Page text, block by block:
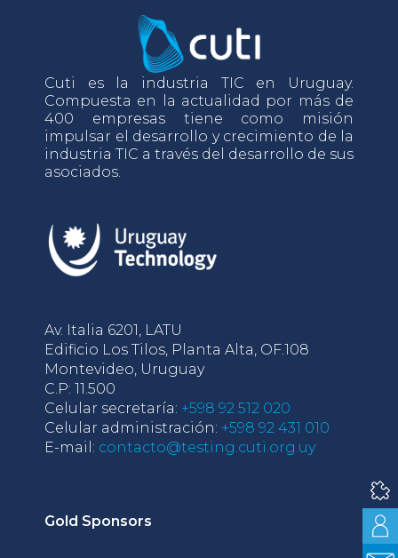
Cuti es la industria TIC en Uruguay.
Compuesta en la actualidad por más de
400 empresas tiene como misión
impulsar el desarrollo y crecimiento de la
industria TIC a través del desarrollo de sus
asociados.
Av. Italia 6201, LATU
Edificio Los Tilos, Planta Alta, OF.108
Montevideo, Uruguay
C.P: 11.500
Celular secretaría: +598 92 512 020
Celular administración: +598 92 431 010
E-mail: contacto@testing.cuti.org.uy
Gold Sponsors